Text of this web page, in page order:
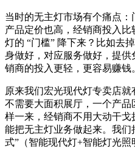
当时的无主灯市场有个痛点：
产品定价也高，经销商投入
灯的 “门槛” 降下来？比如去
身做好，对应服务做好，提
销商的投入更轻，更容易赚钱
原来我们宏光现代灯专卖店就
不需要大面积展厅，一个产
样一来，经销商不用大动干
能把无主灯业务做起来。我们
式”（智能现代灯+智能灯光